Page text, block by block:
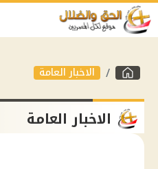
الاخبار العامة
الاخبار العامة